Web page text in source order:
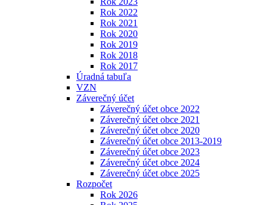
Rok 2022
Rok 2021
Rok 2020
Rok 2019
Rok 2018
Rok 2017
Úradná tabuľa
VZN
Záverečný účet
Záverečný účet obce 2022
Záverečný účet obce 2021
Záverečný účet obce 2020
Záverečný účet obce 2013-2019
Záverečný účet obce 2023
Záverečný účet obce 2024
Záverečný účet obce 2025
Rozpočet
Rok 2026